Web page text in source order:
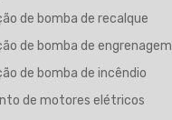
de bomba de recalque
de bomba de engrenagem
de bomba de incêndio
de motores elétricos